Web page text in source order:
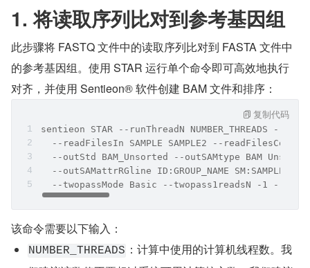
1. 将读取序列比对到参考基因组
此步骤将 FASTQ 文件中的读取序列比对到 FASTA 文件中
的参考基因组。使用 STAR 运行单个命令即可高效地执行
对齐，并使用 Sentieon® 软件创建 BAM 文件和排序：
sentieon STAR --runThreadN NUMBER_THREADS --
--readFilesIn SAMPLE SAMPLE2 --
--outStd BAM_Unsorted --outSAMtype BAM
--outSAMattrRGline ID:GROUP_NAME
--twopassMode Basic --twopass1readsN -1 --
复制代码
该命令需要以下输入：
NUMBER_THREADS ：计算中使用的计算机线程数。我